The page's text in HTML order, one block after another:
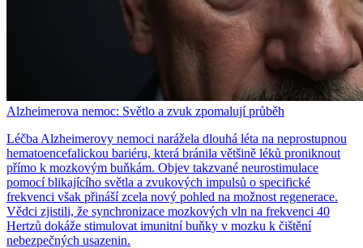
Alzheimerova nemoc: Světlo a zvuk zpomalují průběh
Léčba Alzheimerovy nemoci narážela dlouhá léta na neprostupnou
hematoencefalickou bariéru, která bránila většině léků proniknout
přímo k mozkovým buňkám. Objev takzvané neurostimulace
pomocí blikajícího světla a zvukových impulsů o specifické
frekvenci však přináší zcela nový pohled na možnost regenerace.
Vědci zjistili, že synchronizace mozkových vln na frekvenci 40
Hertzů dokáže stimulovat imunitní buňky v mozku k čištění
nebezpečných usazenin.